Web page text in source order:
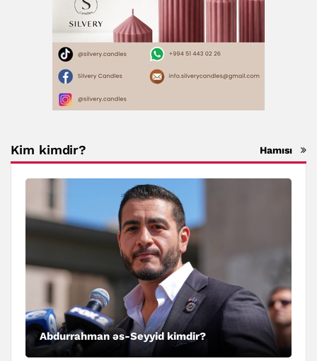
Kim kimdir? Hamısı
Abdurrahman əs-Seyyid kimdir?